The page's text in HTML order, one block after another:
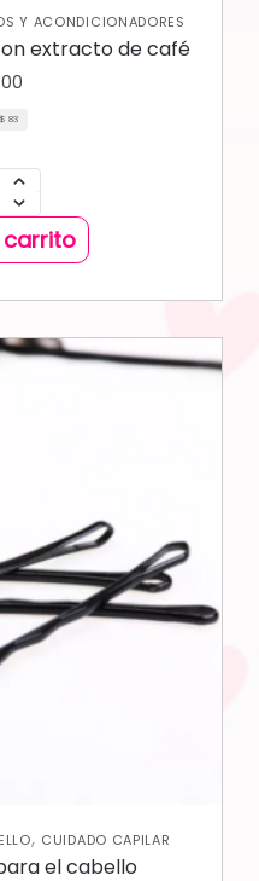
Y ACONDICIONADORES
extracto de café
$ 83
carrito
, CUIDADO CAPILAR
el cabello